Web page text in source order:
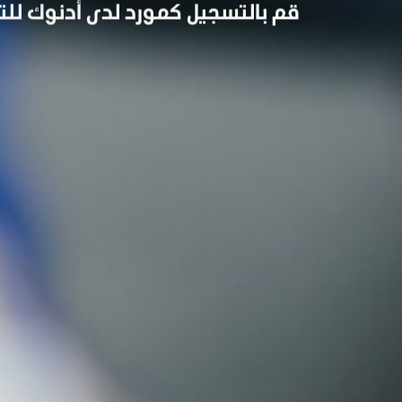
قم بالتسجيل كمورد لدى أدنوك